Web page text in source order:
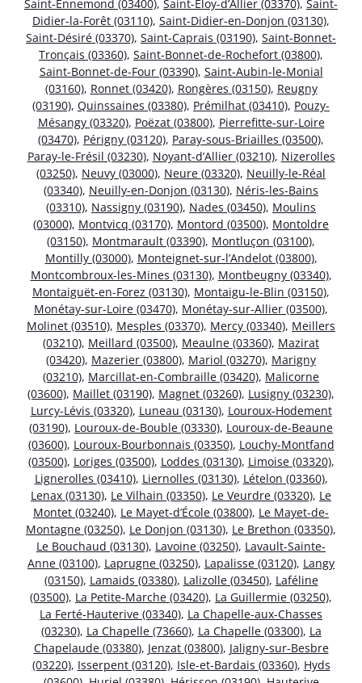
Saint-Ennemond (03400), Saint-Éloy-d’Allier (03370), Saint-
Didier-la-Forêt (03110), Saint-Didier-en-Donjon (03130),
Saint-Désiré (03370), Saint-Caprais (03190), Saint-Bonnet-
Tronçais (03360), Saint-Bonnet-de-Rochefort (03800),
Saint-Bonnet-de-Four (03390), Saint-Aubin-le-Monial
(03160), Ronnet (03420), Rongères (03150), Reugny
(03190), Quinssaines (03380), Prémilhat (03410), Pouzy-
Mésangy (03320), Poëzat (03800), Pierrefitte-sur-Loire
(03470), Périgny (03120), Paray-sous-Briailles (03500),
Paray-le-Frésil (03230), Noyant-d’Allier (03210), Nizerolles
(03250), Neuvy (03000), Neure (03320), Neuilly-le-Réal
(03340), Neuilly-en-Donjon (03130), Néris-les-Bains
(03310), Nassigny (03190), Nades (03450), Moulins
(03000), Montvicq (03170), Montord (03500), Montoldre
(03150), Montmarault (03390), Montluçon (03100),
Montilly (03000), Monteignet-sur-l’Andelot (03800),
Montcombroux-les-Mines (03130), Montbeugny (03340),
Montaiguët-en-Forez (03130), Montaigu-le-Blin (03150),
Monétay-sur-Loire (03470), Monétay-sur-Allier (03500),
Molinet (03510), Mesples (03370), Mercy (03340), Meillers
(03210), Meillard (03500), Meaulne (03360), Mazirat
(03420), Mazerier (03800), Mariol (03270), Marigny
(03210), Marcillat-en-Combraille (03420), Malicorne
(03600), Maillet (03190), Magnet (03260), Lusigny (03230),
Lurcy-Lévis (03320), Luneau (03130), Louroux-Hodement
(03190), Louroux-de-Bouble (03330), Louroux-de-Beaune
(03600), Louroux-Bourbonnais (03350), Louchy-Montfand
(03500), Loriges (03500), Loddes (03130), Limoise (03320),
Lignerolles (03410), Liernolles (03130), Lételon (03360),
Lenax (03130), Le Vilhain (03350), Le Veurdre (03320), Le
Montet (03240), Le Mayet-d’École (03800), Le Mayet-de-
Montagne (03250), Le Donjon (03130), Le Brethon (03350),
Le Bouchaud (03130), Lavoine (03250), Lavault-Sainte-
Anne (03100), Laprugne (03250), Lapalisse (03120), Langy
(03150), Lamaids (03380), Lalizolle (03450), Laféline
(03500), La Petite-Marche (03420), La Guillermie (03250),
La Ferté-Hauterive (03340), La Chapelle-aux-Chasses
(03230), La Chapelle (73660), La Chapelle (03300), La
Chapelaude (03380), Jenzat (03800), Jaligny-sur-Besbre
(03220), Isserpent (03120), Isle-et-Bardais (03360), Hyds